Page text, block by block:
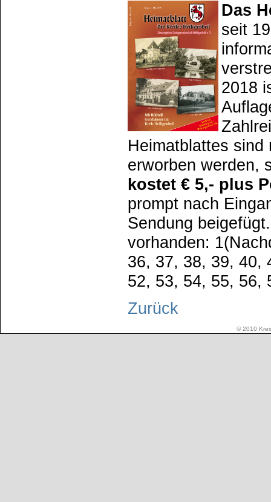
Das
seit
2018
Heimatblattes sind
erworben werden,
kostet € 5,- plus
prompt nach
Sendung
vorhanden:
36, 37, 38, 39, 40,
52, 53, 54, 55, 56,
Zurück
© 2010